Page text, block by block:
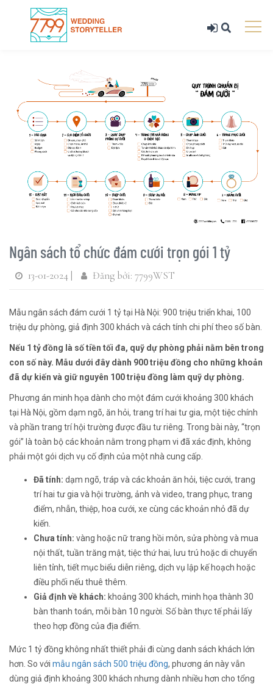
Ngân sách tổ chức đám cưới trọn gói 1 tỷ
13-01-2024 | Đăng bởi: 7799WST
Mẫu ngân sách đám cưới 1 tỷ tại Hà Nội: 900 triệu triển khai, 100
triệu dự phòng, giả định 300 khách và cách tính chi phí theo số bàn.
Nếu 1 tỷ đồng là số tiền tối đa, quỹ dự phòng phải nằm bên trong
con số này. Mẫu dưới đây dành 900 triệu đồng cho những khoản
đã dự kiến và giữ nguyên 100 triệu đồng làm quỹ dự phòng.
Phương án minh họa dành cho một đám cưới khoảng 300 khách
tại Hà Nội, gồm dạm ngõ, ăn hỏi, trang trí hai tư gia, một tiệc chính
và phần trang trí hội trường được đầu tư riêng. Trong bài này, “trọn
gói” là toàn bộ các khoản nằm trong phạm vi đã xác định, không
phải một gói dịch vụ cố định của một nhà cung cấp.
Đã tính: dạm ngõ, tráp và các khoản ăn hỏi, tiệc cưới, trang
trí hai tư gia và hội trường, ảnh và video, trang phục, trang
điểm, nhẫn, thiệp, hoa cưới, xe cùng các khoản nhỏ đã dự
kiến.
Chưa tính: vàng hoặc nữ trang hồi môn, sửa phòng và mua
nội thất, tuần trăng mật, tiệc thứ hai, lưu trú hoặc di chuyển
liên tỉnh, tiết mục biểu diễn riêng, dịch vụ lập kế hoạch hoặc
điều phối nếu thuê thêm.
Giả định về khách: khoảng 300 khách, minh họa thành 30
bàn thanh toán, mỗi bàn 10 người. Số bàn thực tế phải lấy
theo hợp đồng của địa điểm.
Mức 1 tỷ đồng không nhất thiết phải đi cùng danh sách khách lớn
hơn. So với mẫu ngân sách 500 triệu đồng, phương án này vẫn
dùng giả định khoảng 300 khách nhưng dành nhiều hơn cho tổng